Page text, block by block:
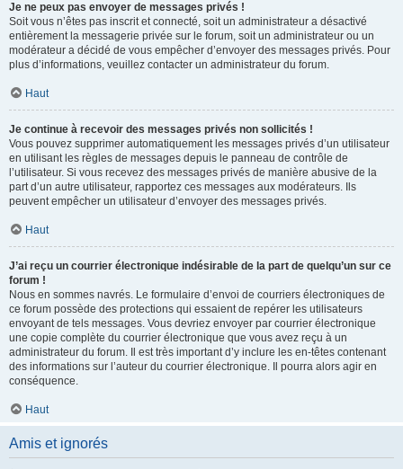
Je ne peux pas envoyer de messages privés !
Soit vous n’êtes pas inscrit et connecté, soit un administrateur a désactivé
entièrement la messagerie privée sur le forum, soit un administrateur ou un
modérateur a décidé de vous empêcher d’envoyer des messages privés. Pour
plus d’informations, veuillez contacter un administrateur du forum.
Haut
Je continue à recevoir des messages privés non sollicités !
Vous pouvez supprimer automatiquement les messages privés d’un utilisateur
en utilisant les règles de messages depuis le panneau de contrôle de
l’utilisateur. Si vous recevez des messages privés de manière abusive de la
part d’un autre utilisateur, rapportez ces messages aux modérateurs. Ils
peuvent empêcher un utilisateur d’envoyer des messages privés.
Haut
J’ai reçu un courrier électronique indésirable de la part de quelqu’un sur ce
forum !
Nous en sommes navrés. Le formulaire d’envoi de courriers électroniques de
ce forum possède des protections qui essaient de repérer les utilisateurs
envoyant de tels messages. Vous devriez envoyer par courrier électronique
une copie complète du courrier électronique que vous avez reçu à un
administrateur du forum. Il est très important d’y inclure les en-têtes contenant
des informations sur l’auteur du courrier électronique. Il pourra alors agir en
conséquence.
Haut
Amis et ignorés